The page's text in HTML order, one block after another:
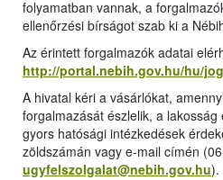
folyamatban vannak, a
ellenőrzési bírságot szab ki a
Az érintett forgalmazók adatai
http://portal.nebih.gov.hu/hu/
A hivatal kéri a vásárlókat,
forgalmazását észlelik, a
gyors hatósági intézkedések
zöldszámán vagy e-mail címén
ugyfelszolgalat@nebih.gov.hu).